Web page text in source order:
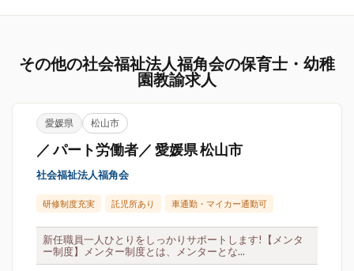
その他の社会福祉法人福角会の保育士・幼稚
園教諭求人
愛媛県 松山市
／ パート労働者／ 愛媛県 松山市
社会福祉法人福角会
研修制度充実 託児所あり 車通勤・マイカー通勤可
新任職員一人ひとりをしっかりサポートします!【メンタ
ー制度】メンター制度とは、メンターとな...